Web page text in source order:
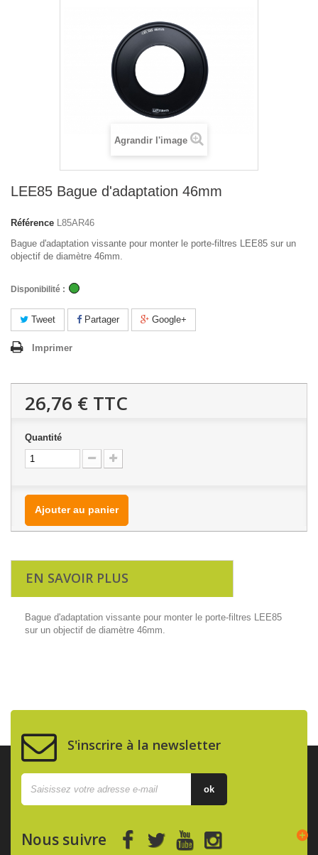
Agrandir l'image
LEE85 Bague d'adaptation 46mm
Référence L85AR46
Bague d'adaptation vissante pour monter le porte-filtres LEE85 sur un
objectif de diamètre 46mm.
Disponibilité :
Tweet Partager Google+
Imprimer
26,76 € TTC
Quantité
Ajouter au panier
EN SAVOIR PLUS
Bague d'adaptation vissante pour monter le porte-filtres LEE85
sur un objectif de diamètre 46mm.
S'inscrire à la newsletter
ok
Nous suivre